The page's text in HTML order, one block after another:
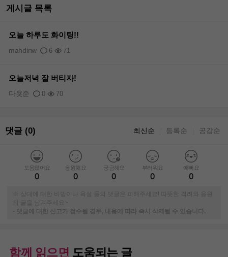
게시글 목록
오늘 하루도 화이팅!!
6 71
mahdinw
오늘저녁 잘 버티자!
0 70
다욧준
댓글 (0) 최신순 등록순 공감순
도움됐어요
0
응원해요
0
궁금해요
0
부러워요
0
예뻐요
0
※ 상대에 대한 비방이나 욕설 등의 댓글은 피해주세요! 따뜻한 격려와 응원
의 글을 남겨주세요~
-
댓글에 대한 신고가 접수될 경우, 내용에 따라 즉시 삭제될 수 있습니다.
함께 읽으면 도움되는 글